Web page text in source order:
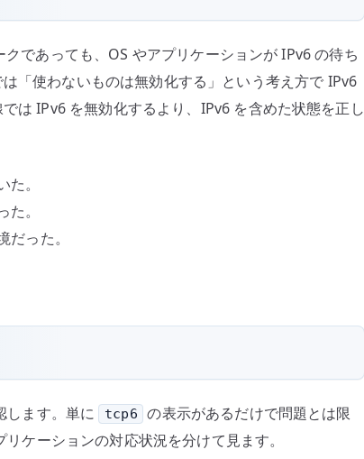
であっても、OS やアプリケーションが IPv6 の待ち
「使わないものは無効化する」という考え方で IPv6
は IPv6 を無効化するより、IPv6 を含めた状態を正し
。
。
った。
します。単に tcp6
の表示があるだけで問題とは限
ケーションの対応状況を分けて見ます。